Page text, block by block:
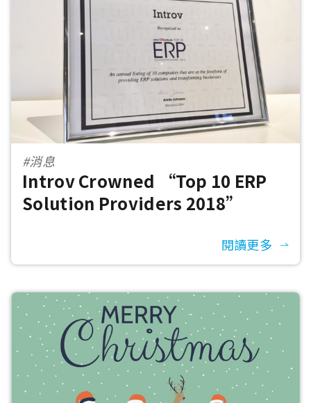
#消息
Introv Crowned “Top 10 ERP
Solution Providers 2018”
閱讀更多